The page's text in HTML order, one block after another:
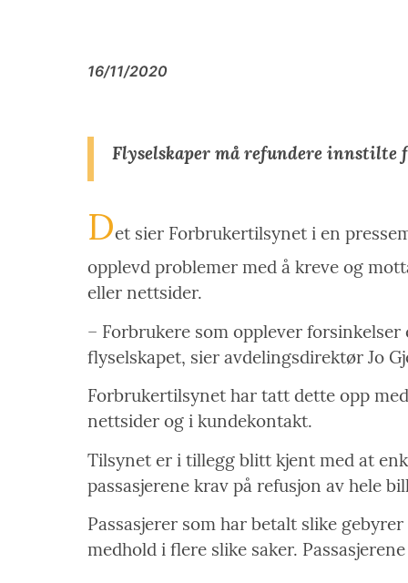
16/11/2020
Flyselskaper må refundere
Det sier Forbrukertilsynet i en
opplevd problemer med å kreve og
eller nettsider.
– Forbrukere som opplever
flyselskapet, sier avdelingsdirektør Jo
Forbrukertilsynet har tatt dette opp
nettsider og i kundekontakt.
Tilsynet er i tillegg blitt kjent med at
passasjerene krav på refusjon av hele
Passasjerer som har betalt slike
medhold i flere slike saker.